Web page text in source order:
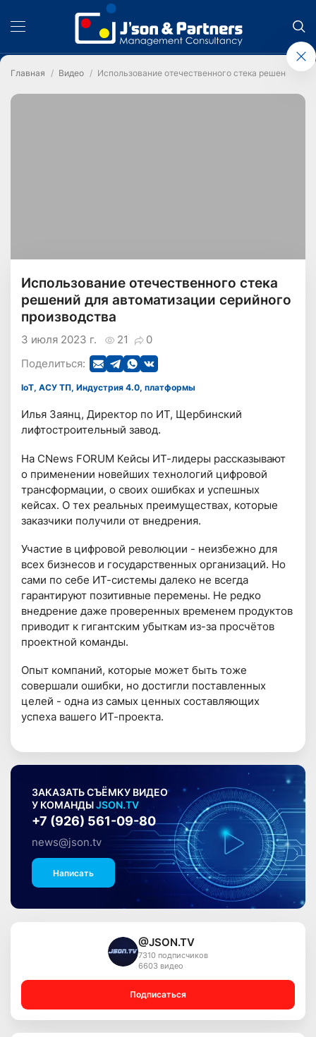
Главная Видео Использование отечественного стека решений
Использование отечественного стека
решений для автоматизации серийного
производства
21 0
3 июля 2023 г.
Поделиться:
IoT, АСУ ТП, Индустрия 4.0, платформы
Илья Заянц, Директор по ИТ, Щербинский
лифтостроительный завод.
На CNews FORUM Кейсы ИТ-лидеры рассказывают
о применении новейших технологий цифровой
трансформации, о своих ошибках и успешных
кейсах. О тех реальных преимуществах, которые
заказчики получили от внедрения.
Участие в цифровой революции - неизбежно для
всех бизнесов и государственных организаций. Но
сами по себе ИТ-системы далеко не всегда
гарантируют позитивные перемены. Не редко
внедрение даже проверенных временем продуктов
приводит к гигантским убыткам из-за просчётов
проектной команды.
Опыт компаний, которые может быть тоже
совершали ошибки, но достигли поставленных
целей - одна из самых ценных составляющих
успеха вашего ИТ-проекта.
ЗАКАЗАТЬ СЪЁМКУ ВИДЕО
У КОМАНДЫJSON.TV
+7 (926) 561-09-80
news@json.tv
Написать
@JSON.TV
7310 подписчиков
6603 видео
Подписаться